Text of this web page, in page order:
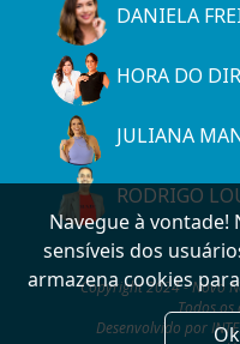
DANIELA
HORA DO
JULIANA
RODRIGO
Copyright 2024 - Novo
Todos
Desenvolvido por
Navegue à vontade!
sensíveis dos
armazena cookies